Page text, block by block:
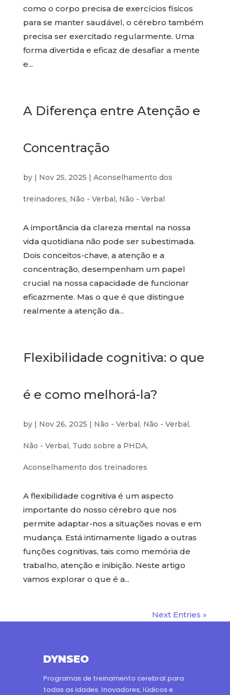
como o corpo precisa de exercícios físicos
para se manter saudável, o cérebro também
precisa ser exercitado regularmente. Uma
forma divertida e eficaz de desafiar a mente
e...
A Diferença entre Atenção e
Concentração
by | Nov 25, 2025 | Aconselhamento dos
treinadores, Não - Verbal, Não - Verbal
A importância da clareza mental na nossa
vida quotidiana não pode ser subestimada.
Dois conceitos-chave, a atenção e a
concentração, desempenham um papel
crucial na nossa capacidade de funcionar
eficazmente. Mas o que é que distingue
realmente a atenção da...
Flexibilidade cognitiva: o que
é e como melhorá-la?
by | Nov 26, 2025 | Não - Verbal, Não - Verbal,
Não - Verbal, Tudo sobre a PHDA,
Aconselhamento dos treinadores
A flexibilidade cognitiva é um aspecto
importante do nosso cérebro que nos
permite adaptar-nos a situações novas e em
mudança. Está intimamente ligado a outras
funções cognitivas, tais como memória de
trabalho, atenção e inibição. Neste artigo
vamos explorar o que é a...
Next Entries »
DYNSEO
Programas de treinamento cerebral para
todas as idades. Inovadores, lúdicos e